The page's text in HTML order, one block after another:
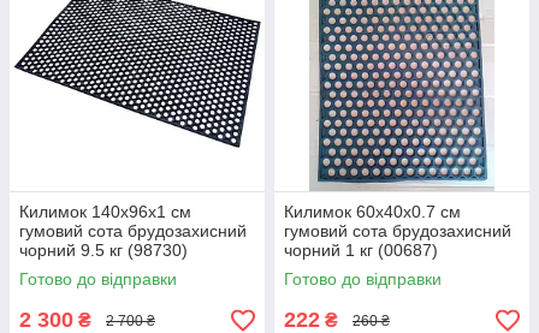
Килимок 140х96х1 см
гумовий сота брудозахисний
чорний 9.5 кг (98730)
Готово до відправки
2 300 ₴ 2 700 ₴
Килимок 60х40х0.7 см
гумовий сота брудозахисний
чорний 1 кг (00687)
Готово до відправки
222 ₴ 260 ₴